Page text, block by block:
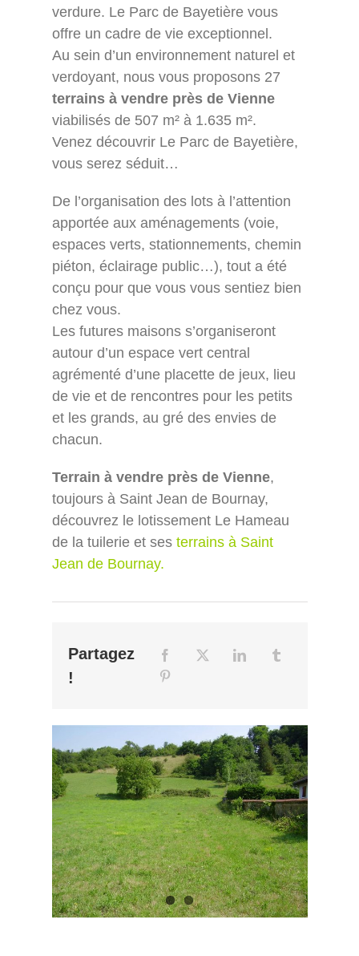
verdure. Le Parc de Bayetière vous
offre un cadre de vie exceptionnel.
Au sein d’un environnement naturel et
verdoyant, nous vous proposons 27
terrains à vendre près de Vienne
viabilisés de 507 m² à 1.635 m².
Venez découvrir Le Parc de Bayetière,
vous serez séduit…
De l’organisation des lots à l’attention
apportée aux aménagements (voie,
espaces verts, stationnements, chemin
piéton, éclairage public…), tout a été
conçu pour que vous vous sentiez bien
chez vous.
Les futures maisons s’organiseront
autour d’un espace vert central
agrémenté d’une placette de jeux, lieu
de vie et de rencontres pour les petits
et les grands, au gré des envies de
chacun.
Terrain à vendre près de Vienne,
toujours à Saint Jean de Bournay,
découvrez le lotissement Le Hameau
de la tuilerie et ses terrains à Saint
Jean de Bournay.
Partagez
!